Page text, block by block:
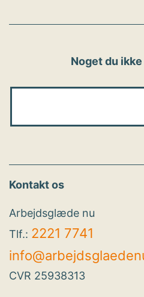
Noget du
Kontakt os
Arbejdsglæde nu
Tlf.: 2221 7741
CVR 25938313